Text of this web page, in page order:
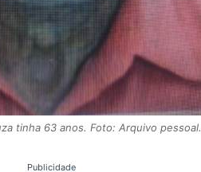
tinha 63 anos. Foto: Arquivo pessoal.
Publicidade